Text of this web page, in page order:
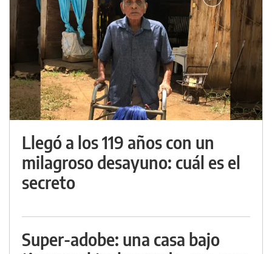
Llegó a los 119 años con un
milagroso desayuno: cuál es el
secreto
Super-adobe: una casa bajo